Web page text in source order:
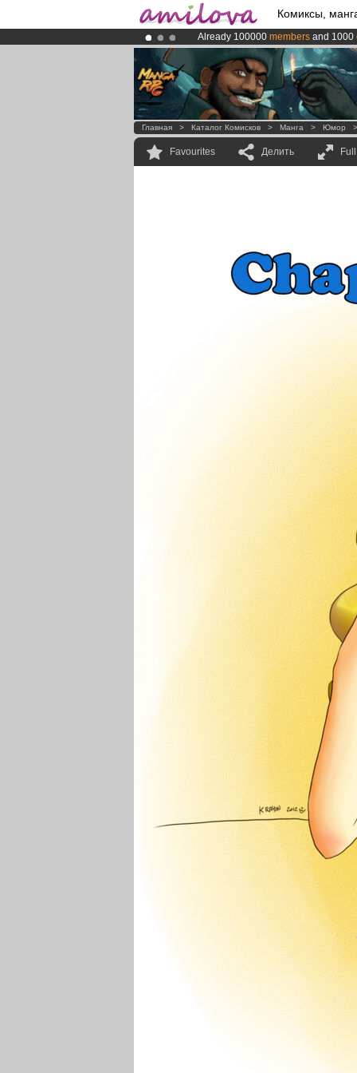
Комиксы,
Already 100000 members and 1000
Premium membership from3.95
AmilovaKickstarter is now LIVE!.
Главная > Каталог Комисков > Манга > Юмор
Favourites Делить